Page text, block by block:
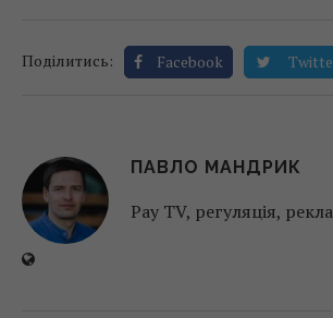
Поділитись: Facebook
ПАВЛО МАНДРИК
Pay TV, регуляція,